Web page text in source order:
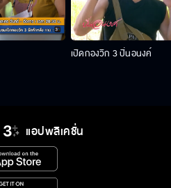
เปิดกองวิก 3 ปิ่นอนงค์
แอปพลิเคชั่น